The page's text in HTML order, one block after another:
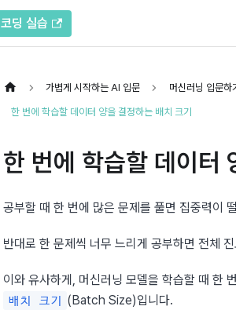
코딩 실습
가볍게 시작하는 AI 입문 머신러닝 입문하
한 번에 학습할 데이터 양을 결정하는 배치 크기
한 번에 학습할 데이터
공부할 때 한 번에 많은 문제를 풀면 집중력이
반대로 한 문제씩 너무 느리게 공부하면 전체
배치 크기 (Batch Size)입니다.